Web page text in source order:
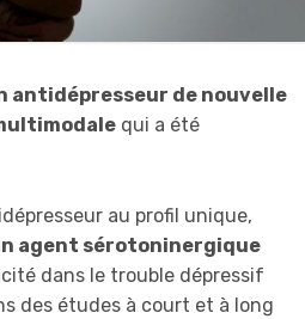
antidépresseur de nouvelle
qui a été
au profil unique,
agent sérotoninergique
dans le trouble dépressif
des études à court et à long